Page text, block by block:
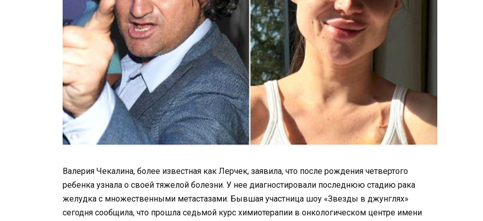
Валерия Чекалина, более известная как Лерчек, заявила, что после рождения четвертого
ребенка узнала о своей тяжелой болезни. У нее диагностировали последнюю стадию рака
желудка с множественными метастазами. Бывшая участница шоу «Звезды в джунглях»
сегодня сообщила, что прошла седьмой курс химиотерапии в онкологическом центре имени